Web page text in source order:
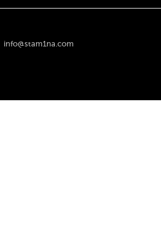
info@stam1na.com